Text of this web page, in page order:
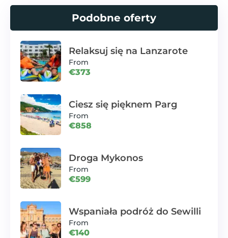
Podobne oferty
Relaksuj się na Lanzarote
From
€373
Ciesz się pięknem Parg
From
€858
Droga Mykonos
From
€599
Wspaniała podróż do Sewilli
From
€140